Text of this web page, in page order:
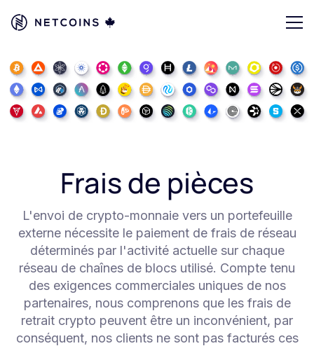
Frais de pièces
L'envoi de crypto-monnaie vers un portefeuille
externe nécessite le paiement de frais de réseau
déterminés par l'activité actuelle sur chaque
réseau de chaînes de blocs utilisé. Compte tenu
des exigences commerciales uniques de nos
partenaires, nous comprenons que les frais de
retrait crypto peuvent être un inconvénient, par
conséquent, nos clients ne sont pas facturés ces